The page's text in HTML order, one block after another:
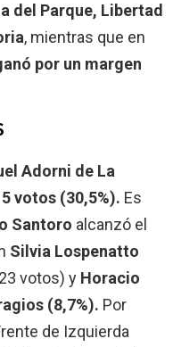
del Parque, Libertad
, mientras que en
por un margen
Adorni de La
votos (30,5%). Es
Santoro alcanzó el
Silvia Lospenatto
votos) y Horacio
(8,7%). Por
de Izquierda